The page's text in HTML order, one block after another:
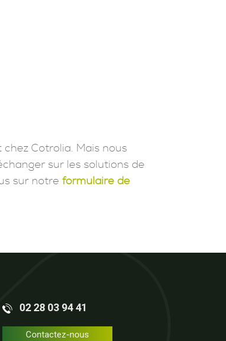
Cotrolia. Mais nous
sur les solutions de
sur notre formulaire de
02 28 03 94 41
Contactez-nous